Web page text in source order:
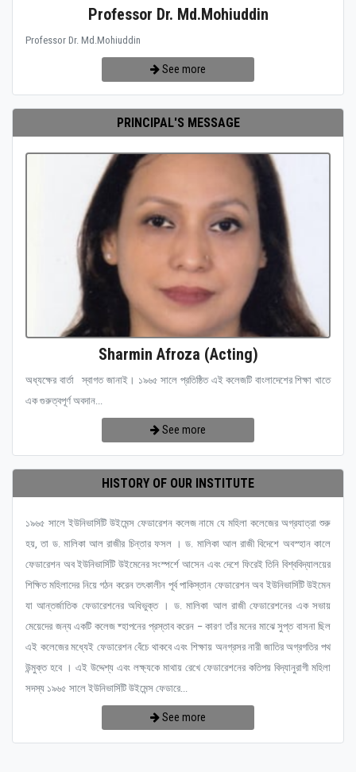
Professor Dr. Md.Mohiuddin
Professor Dr. Md.Mohiuddin
See more
PRINCIPAL'S MESSAGE
Sharmin Afroza (Acting)
অধ্যক্ষের বার্তা স্বাগত জানাই। ১৯৬৫ সালে প্রতিষ্ঠিত এই কলেজটি বাংলাদেশের শিক্ষা খাতে
এক গুরুত্বপূর্ণ অবদান...
See more
HISTORY OF OUR INSTITUTE
১৯৬৫ সালে ইউনিভার্সিটি উইমেন্স ফেডারেশন কলেজ নামে যে মহিলা কলেজের অগ্রযাত্রা শুরু
হয়, তা ড. মালিকা আল রাজীর চিন্তার ফসল । ড. মালিকা আল রাজী বিদেশে অবস্হান কালে
ফেডারেশন অব ইউনিভার্সিটি উইমেনের সংস্পর্শে আসেন এবং দেশে ফিরেই তিনি বিশ্ববিদ্যালয়ের
শিক্ষিত মহিলাদের নিয়ে গঠন করেন তৎকালীন পূর্ব পাকিস্তান ফেডারেশন অব ইউনিভার্সিটি উইমেন
যা আন্তর্জাতিক ফেডারেশনের অধিভুক্ত । ড. মালিকা আল রাজী ফেডারেশনের এক সভায়
মেয়েদের জন্য একটি কলেজ ষ্হাপনের প্রস্তাব করেন – কারণ তাঁর মনের মাঝে সুপ্ত বাসনা ছিল
এই কলেজের মধ্যেই ফেডারেশন বেঁচে থাকবে এবং শিক্ষায় অনগ্রসর নারী জাতির অগ্রগতির পথ
উন্মুক্ত হবে । এই উদ্দেশ্য এবং লক্ষ্যকে মাথায় রেখে ফেডারেশনের কতিপয় বিদ্যানুরাগী মহিলা
সদস্য ১৯৬৫ সালে ইউনিভার্সিটি উইমেন্স ফেডারে...
See more